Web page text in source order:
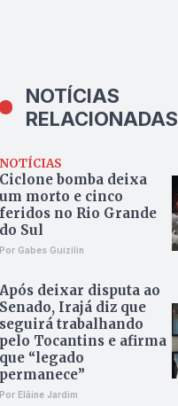
NOTÍCIAS
RELACIONADAS
NOTÍCIAS
Ciclone bomba deixa
um morto e cinco
feridos no Rio Grande
do Sul
Por Gabes Guizilin
Após deixar disputa ao
Senado, Irajá diz que
seguirá trabalhando
pelo Tocantins e afirma
que “legado
permanece”
Por Elâine Jardim